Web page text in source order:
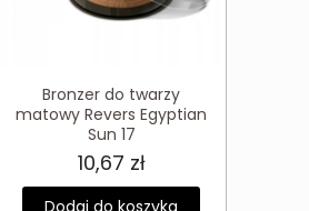
Bronzer do twarzy
matowy Revers Egyptian
Sun 17
10,67 zł
Dodaj do koszyka